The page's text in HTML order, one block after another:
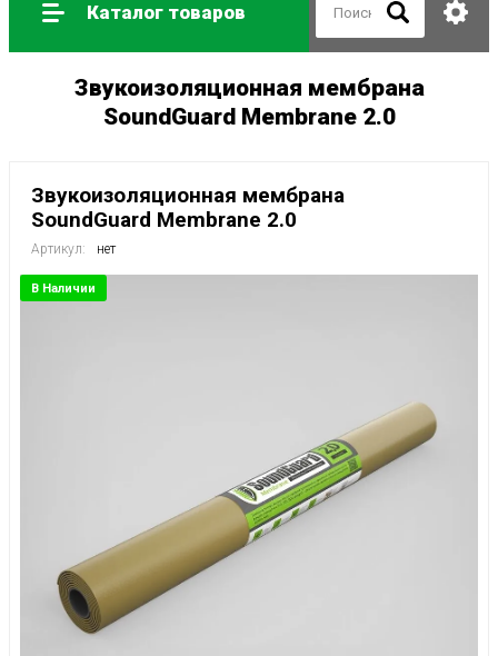
Каталог товаров
Звукоизоляционная мембрана
SoundGuard Membranе 2.0
Звукоизоляционная мембрана
SoundGuard Membranе 2.0
Артикул: нет
В Наличии